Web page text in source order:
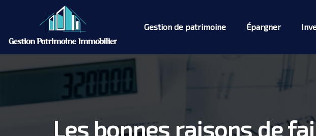
Gestion de patrimoine Épargner
Les bonnes raisons de